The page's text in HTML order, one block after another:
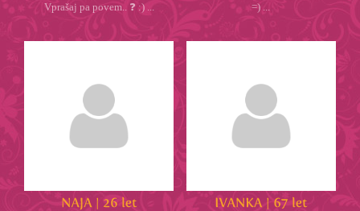
Vprašaj pa povem.. ❓ :) ... =) ...